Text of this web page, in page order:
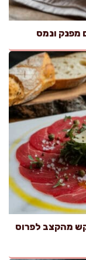
מפנק ונמס
בלי לבקש מהקצב לפרוס